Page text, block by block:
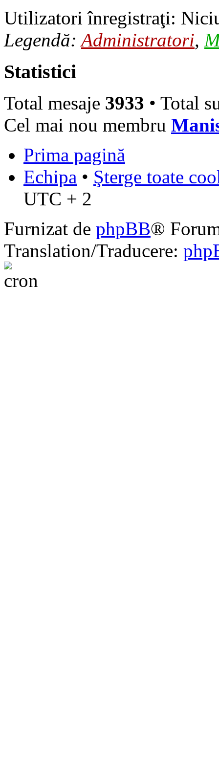
Utilizatori înregistraţi:
Legendă:Administratori,
Statistici
Total mesaje 3933 • Total
Cel mai nou membru
Prima pagină
Echipa • Şterge toate
UTC + 2
Furnizat de phpBB®
Translation/Traducere: